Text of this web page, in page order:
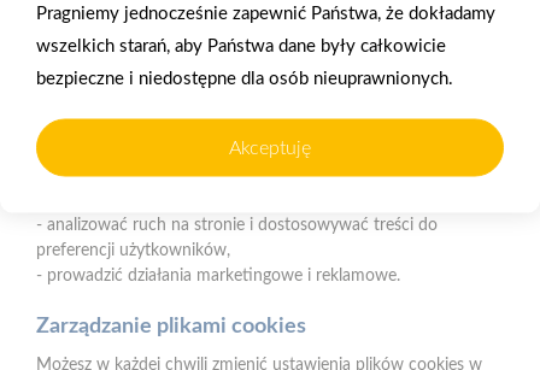
telefoniczne
na terenie całej Polski
Telefon:666 399 245
info.zabkowice@psbmrowka.com.pl
Pragniemy jednocześnie zapewnić Państwa, że dokładamy
wszelkich starań, aby Państwa dane były całkowicie
bezpieczne i niedostępne dla osób nieuprawnionych.
Akceptuję
użytkownika (komputerze, tablecie, smartfonie) podczas
korzystania z naszej strony internetowej. Pliki te mogą być
odczytywane przez nasz system oraz systemy zaufanych
partnerów, np. dostawców narzędzi analitycznych.
Do czego wykorzystujemy pliki cookies?
Pliki cookies pomagają nam:
- analizować ruch na stronie i dostosowywać treści do
preferencji użytkowników,
- prowadzić działania marketingowe i reklamowe.
Zarządzanie plikami cookies
Możesz w każdej chwili zmienić ustawienia plików cookies w